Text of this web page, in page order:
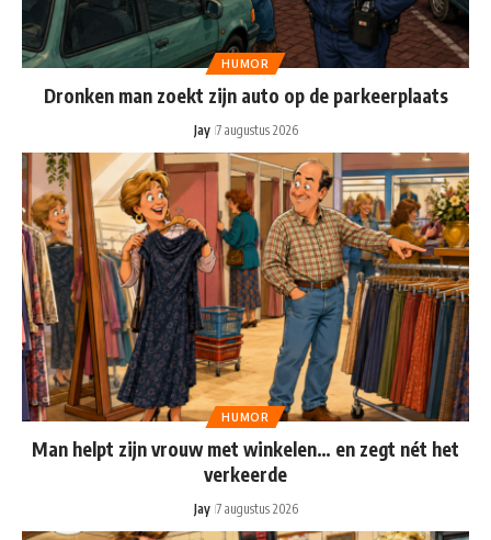
HUMOR
Dronken man zoekt zijn auto op de parkeerplaats
Jay 7 augustus 2026
HUMOR
Man helpt zijn vrouw met winkelen… en zegt nét het
verkeerde
Jay 7 augustus 2026